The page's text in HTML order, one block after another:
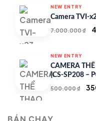
NEW ENTRY
Camera TVI-
7.000.000₫
NEW ENTRY
CAMERA
(CS-SP208 –
500.000₫